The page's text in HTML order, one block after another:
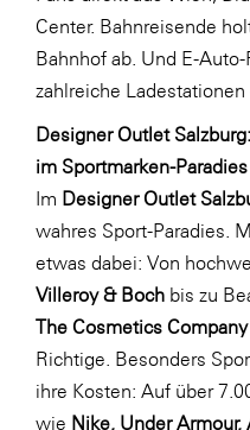
Zühlke
Media
Center. Bahnreisende
Bahnhof ab. Und E-
zahlreiche Ladestationen
Designer Outlet
im Sportmarken-
Im Designer Outlet
wahres Sport-Paradies.
etwas dabei: Von
Villeroy & Boch bis zu
The Cosmetics Company
Richtige. Besonders
ihre Kosten: Auf über
wie Nike, Under Armour,